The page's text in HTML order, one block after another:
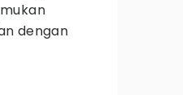
dengan